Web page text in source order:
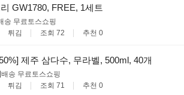
GW1780, FREE, 1세트
송 무료토스쇼핑
튀김 조회 72 추천 0
제주 삼다수, 무라벨, 500ml, 40개
배송 무료토스쇼핑
튀김 조회 71 추천 0